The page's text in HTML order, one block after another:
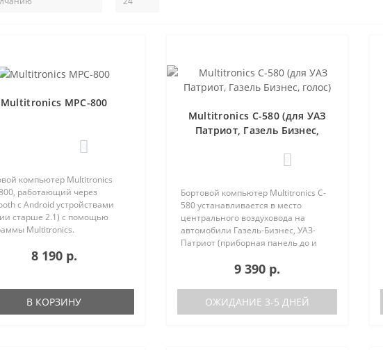
Multitronics MPC-800
компьютер Multitronics
работающий через
с Android устройствами
старше 2.1) с помощью
Multitronics.
с диагностическими
Автономная работа..
8 190 р.
В КОРЗИНУ
Multitronics C-580 (для УАЗ
Патриот, Газель Бизнес,
Бортовой компьютер Multitronics C-
580 устанавливается в место
центрального воздуховода на
автомобили Газель-Бизнес, УАЗ-
Патриот (приборная панель до и
характеристики Голосовое
оповещение Поддержка двух баков
(подключ..
9 390 р.
ОЖИДАНИЕ 3-5 ДНЕЙ